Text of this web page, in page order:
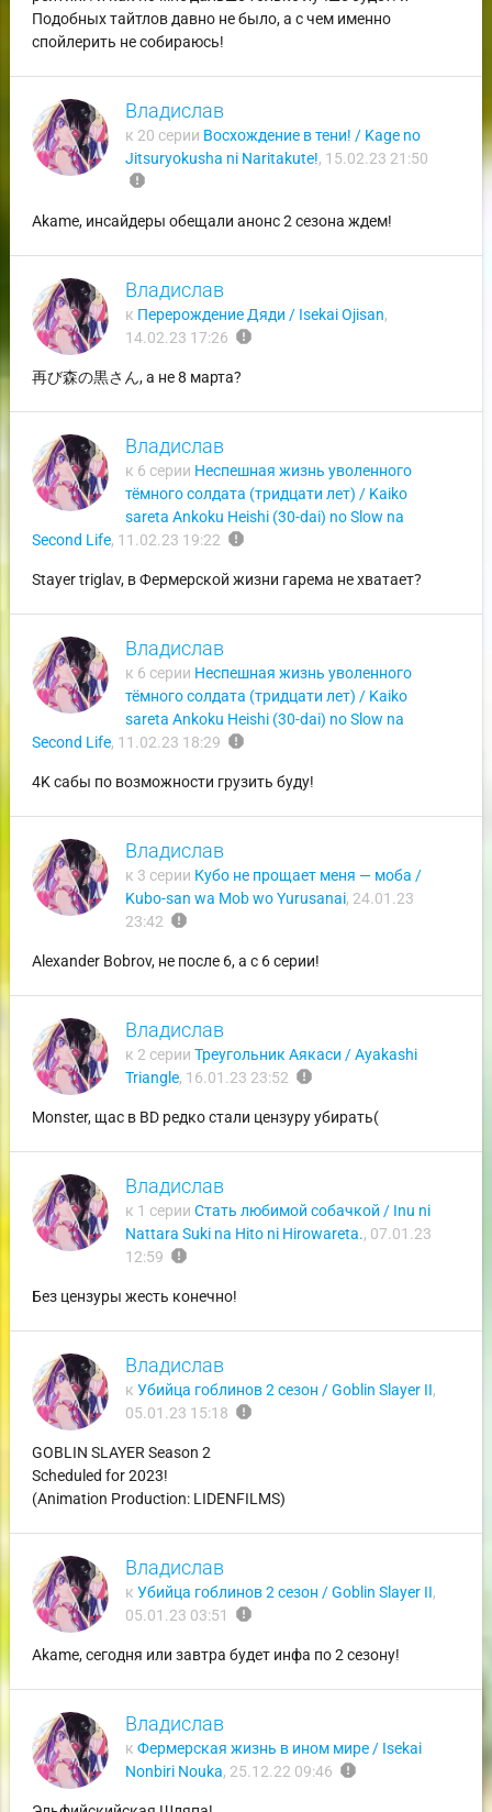
Подобных тайтлов давно не было, а с чем именно
спойлерить не собираюсь!
Владислав
к 20 серии Восхождение в тени! / Kage no
Jitsuryokusha ni Naritakute!, 15.02.23 21:50
report
Akame, инсайдеры обещали анонс 2 сезона ждем!
Владислав
к Перерождение Дяди / Isekai Ojisan,
14.02.23 17:26 report
再び森の黒さん, а не 8 марта?
Владислав
к 6 серии Неспешная жизнь уволенного
тёмного солдата (тридцати лет) / Kaiko
sareta Ankoku Heishi (30-dai) no Slow na
Second Life, 11.02.23 19:22 report
Stayer triglav, в Фермерской жизни гарема не хватает?
Владислав
к 6 серии Неспешная жизнь уволенного
тёмного солдата (тридцати лет) / Kaiko
sareta Ankoku Heishi (30-dai) no Slow na
Second Life, 11.02.23 18:29 report
4K сабы по возможности грузить буду!
Владислав
к 3 серии Кубо не прощает меня — моба /
Kubo-san wa Mob wo Yurusanai, 24.01.23
23:42 report
Alexander Bobrov, не после 6, а с 6 серии!
Владислав
к 2 серии Треугольник Аякаси / Ayakashi
Triangle, 16.01.23 23:52 report
Monster, щас в BD редко стали цензуру убирать(
Владислав
к 1 серии Стать любимой собачкой / Inu ni
Nattara Suki na Hito ni Hirowareta., 07.01.23
12:59 report
Без цензуры жесть конечно!
Владислав
к Убийца гоблинов 2 сезон / Goblin Slayer II,
05.01.23 15:18 report
GOBLIN SLAYER Season 2
Scheduled for 2023!
(Animation Production: LIDENFILMS)
Владислав
к Убийца гоблинов 2 сезон / Goblin Slayer II,
05.01.23 03:51
report
Akame, сегодня или завтра будет инфа по 2 сезону!
Владислав
к Фермерская жизнь в ином мире / Isekai
Nonbiri Nouka, 25.12.22 09:46 report